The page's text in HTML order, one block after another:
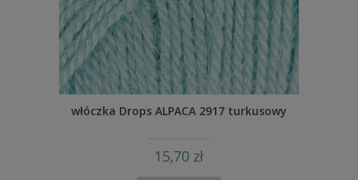
włóczka Drops ALPACA 2917 turkusowy
15,70 zł